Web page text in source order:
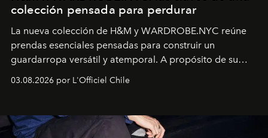
colección pensada para perdurar
La nueva colección de H&M y WARDROBE.NYC reúne
prendas esenciales pensadas para construir un
guardarropa versátil y atemporal. A propósito de su
lanzamiento, los fundadores de la firma neoyorquina y
la asesora creativa y jefa de diseño global de la marca
y la filosofía detrás de la propuesta.
03.08.2026 por L'Officiel Chile